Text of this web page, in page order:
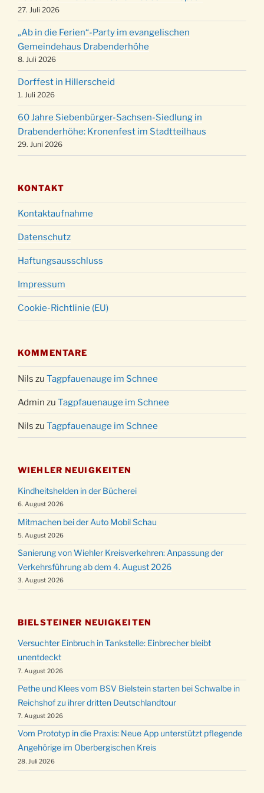
24.12. Familiengottesdienst in der FeG um 16 Uhr
24.12.
Weihnachtsgottesdienst in der Kirche um
15:00 Uhr
24.12.
Weihnachtsgottesdienst in der Kirche um
18:00 Uhr
24.12.
Christmette mit der ev. Jugend in der Kirche
um 23:00 Uhr
31.12.
Gottesdienst zu Silvester in der Kirche um
18:00 Uhr
27. Juli 2026
„Ab in die Ferien“-Party im evangelischen
Gemeindehaus Drabenderhöhe
8. Juli 2026
Dorffest in Hillerscheid
1. Juli 2026
60 Jahre Siebenbürger-Sachsen-Siedlung in
Drabenderhöhe: Kronenfest im Stadtteilhaus
29. Juni 2026
KONTAKT
Kontaktaufnahme
Datenschutz
Haftungsausschluss
Impressum
Cookie-Richtlinie (EU)
KOMMENTARE
Nils zu Tagpfauenauge im Schnee
Admin zu Tagpfauenauge im Schnee
Nils zu Tagpfauenauge im Schnee
WIEHLER NEUIGKEITEN
Kindheitshelden in der Bücherei
6. August 2026
Mitmachen bei der Auto Mobil Schau
5. August 2026
Sanierung von Wiehler Kreisverkehren: Anpassung der
Verkehrsführung ab dem 4. August 2026
3. August 2026
BIELSTEINER NEUIGKEITEN
Versuchter Einbruch in Tankstelle: Einbrecher bleibt
unentdeckt
7. August 2026
Pethe und Klees vom BSV Bielstein starten bei Schwalbe in
Reichshof zu ihrer dritten Deutschlandtour
7. August 2026
Vom Prototyp in die Praxis: Neue App unterstützt pflegende
Angehörige im Oberbergischen Kreis
28. Juli 2026